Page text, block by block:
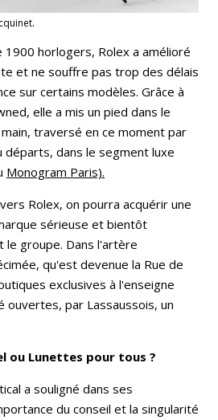
1900 horlogers, Rolex a amélioré
et ne souffre pas trop des délais
sur certains modèles. Grâce à
elle a mis un pied dans le
traversé en ce moment par
départs, dans le segment luxe
Monogram Paris).
Rolex, on pourra acquérir une
sérieuse et bientôt
le groupe. Dans l'artère
qu'est devenue la Rue de
exclusives à l'enseigne
ouvertes, par Lassaussois, un
ou Lunettes pour tous ?
a souligné dans ses
du conseil et la singularité